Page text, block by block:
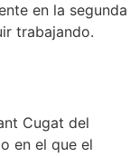
en la segunda
trabajando.
Cugat del
en el que el